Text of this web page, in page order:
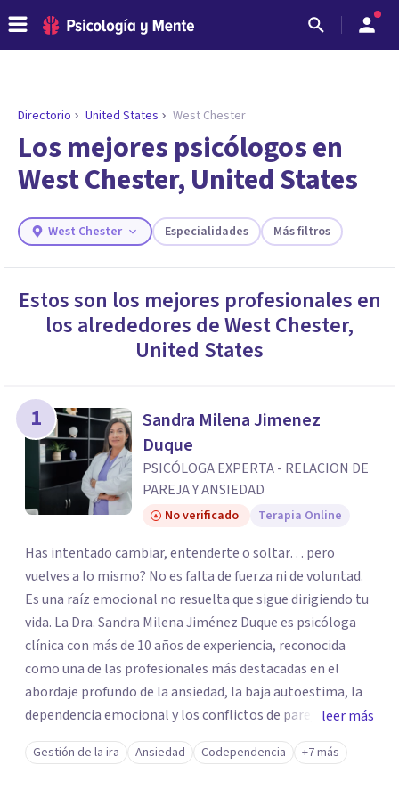
ENCONTRAR MI TERAPEUTA
¿Necesitas ayuda para encontrar el
psicólogo adecuado?
Responde a unas breves preguntas y te ofreceremos
necesidades.
Directorio United States West Chester
Los mejores psicólogos en
West Chester, United States
West Chester Especialidades Más filtros
Estos son los mejores profesionales en
los alrededores deWest Chester,
United States
1
Sandra Milena Jimenez
Duque
PSICÓLOGA EXPERTA - RELACION DE
PAREJA Y ANSIEDAD
No verificado Terapia Online
Has intentado cambiar, entenderte o soltar… pero
vuelves a lo mismo? No es falta de fuerza ni de voluntad.
Es una raíz emocional no resuelta que sigue dirigiendo tu
vida. La Dra. Sandra Milena Jiménez Duque es psicóloga
clínica con más de 10 años de experiencia, reconocida
como una de las profesionales más destacadas en el
abordaje profundo de la ansiedad, la baja autoestima, la
dependencia emocional y los conflictos de pareja. Ha
trabajado con pacientes en diferentes países,
acompañando procesos complejos. Su enfoque
leer más
Gestión de la ira Ansiedad Codependencia +7 más